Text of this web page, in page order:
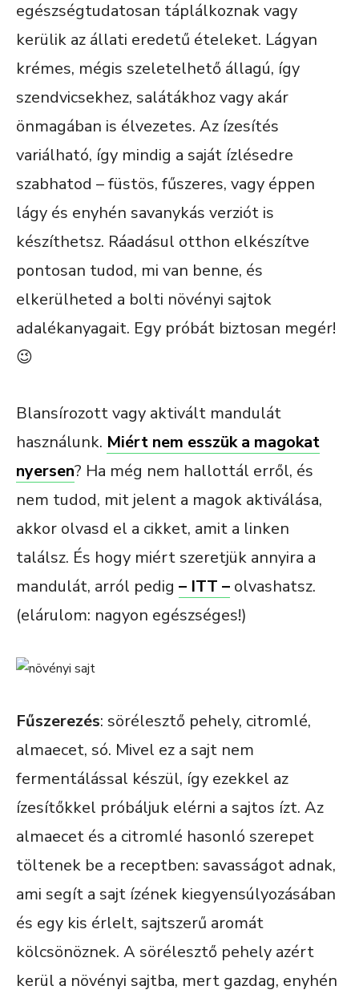
egészségtudatosan táplálkoznak vagy
kerülik az állati eredetű ételeket. Lágyan
krémes, mégis szeletelhető állagú, így
szendvicsekhez, salátákhoz vagy akár
önmagában is élvezetes. Az ízesítés
variálható, így mindig a saját ízlésedre
szabhatod – füstös, fűszeres, vagy éppen
lágy és enyhén savanykás verziót is
készíthetsz. Ráadásul otthon elkészítve
pontosan tudod, mi van benne, és
elkerülheted a bolti növényi sajtok
adalékanyagait. Egy próbát biztosan megér!
😉
Blansírozott vagy aktivált mandulát
használunk. Miért nem esszük a magokat
nyersen? Ha még nem hallottál erről, és
nem tudod, mit jelent a magok aktiválása,
akkor olvasd el a cikket, amit a linken
találsz. És hogy miért szeretjük annyira a
mandulát, arról pedig – ITT – olvashatsz.
(elárulom: nagyon egészséges!)
Fűszerezés: sörélesztő pehely, citromlé,
almaecet, só. Mivel ez a sajt nem
fermentálással készül, így ezekkel az
ízesítőkkel próbáljuk elérni a sajtos ízt. Az
almaecet és a citromlé hasonló szerepet
töltenek be a receptben: savasságot adnak,
ami segít a sajt ízének kiegyensúlyozásában
és egy kis érlelt, sajtszerű aromát
kölcsönöznek. A sörélesztő pehely azért
kerül a növényi sajtba, mert gazdag, enyhén